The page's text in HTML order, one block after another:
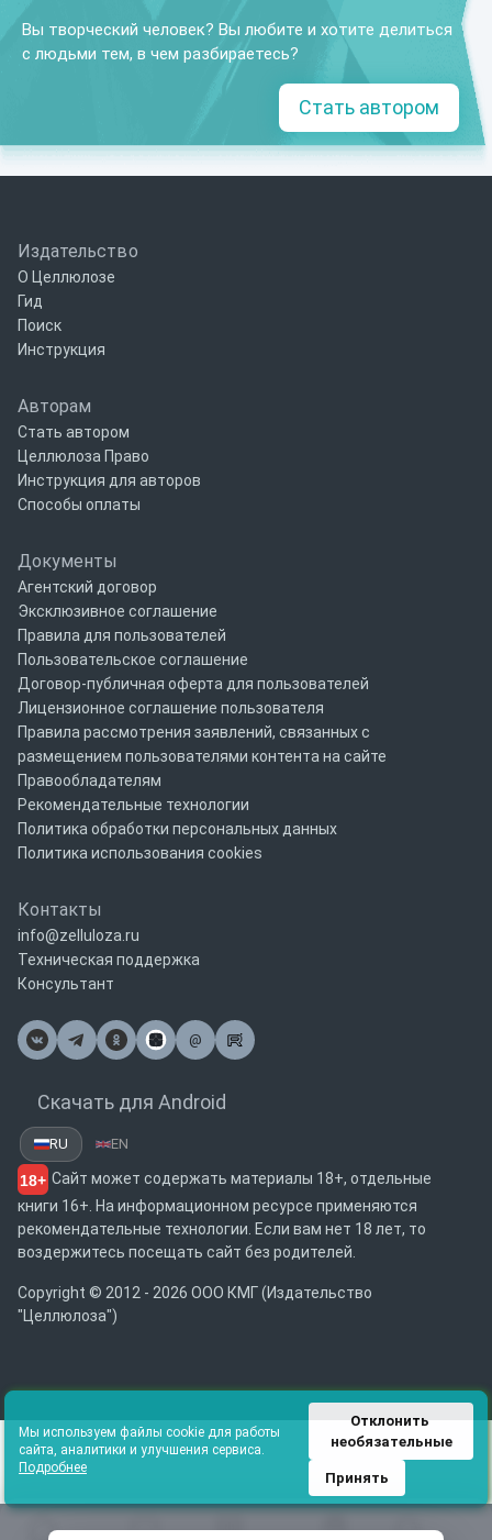
Вы творческий человек? Вы любите и хотите делиться
с людьми тем, в чем разбираетесь?
Стать автором
Издательство
О Целлюлозе
Гид
Поиск
Инструкция
Авторам
Стать автором
Целлюлоза Право
Инструкция для авторов
Способы оплаты
Документы
Агентский договор
Эксклюзивное соглашение
Правила для пользователей
Пользовательское соглашение
Договор-публичная оферта для пользователей
Лицензионное соглашение пользователя
Правила рассмотрения заявлений, связанных с
размещением пользователями контента на сайте
Правообладателям
Рекомендательные технологии
Политика обработки персональных данных
Политика использования cookies
Контакты
info@zelluloza.ru
Техническая поддержка
Консультант
@
Почта
Скачать для Android
RU EN
18+ Сайт может содержать материалы 18+, отдельные
книги 16+. На информационном ресурсе применяются
рекомендательные технологии. Если вам нет 18 лет, то
воздержитесь посещать сайт без родителей.
Copyright © 2012 - 2026 ООО КМГ (Издательство
"Целлюлоза")
Мы используем файлы cookie для работы
сайта, аналитики и улучшения сервиса.
Подробнее
Отклонить
необязательные
Принять